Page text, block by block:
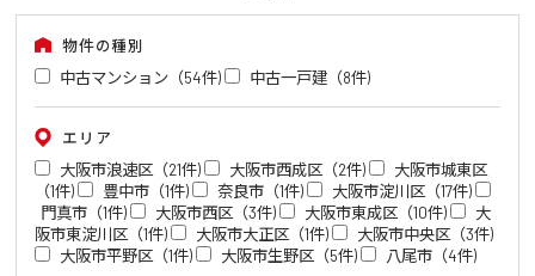
物件の種別
中古マンション（54件)
中古一戸建（8件)
エリア
大阪市浪速区（21件)
大阪市西成区（2件)
大阪市城東区
（1件)
豊中市（1件) 奈良市（1件)
大阪市淀川区（17件)
門真市（1件)
大阪市西区（3件) 大阪市東成区（10件)
大
阪市東淀川区（1件)
大阪市大正区（1件)
大阪市中央区（3件)
大阪市平野区（1件)
大阪市生野区（5件) 八尾市（4件)